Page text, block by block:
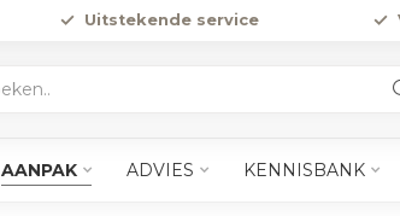
Uitstekende service
AANPAK ADVIES KENNISBANK